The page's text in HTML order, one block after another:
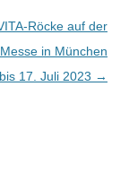
Röcke auf der
in München
17. Juli 2023 →